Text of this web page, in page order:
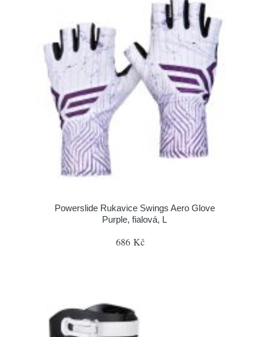
Powerslide Rukavice Swings Aero Glove
Purple, fialová, L
686 Kč